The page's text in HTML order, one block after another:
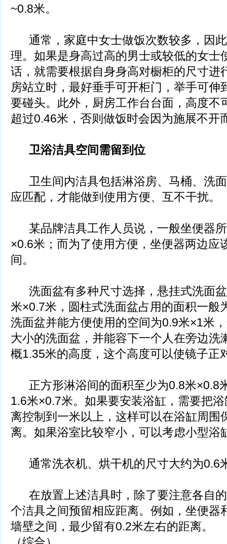
~0.8米。
通常，家庭中女士做饭次数较多，因
理。如果是身高过高的男士或较低的女士
话，就需要根据自身身高对橱柜的尺寸进
房站立时，最好垂手可开柜门，举手可伸
要碰头。此外，厨房工作台台面，高度不
超过0.46米，否则做饭时会因为施展不开
卫浴洁具空间需留到位
卫生间内洁具包括淋浴房、马桶、洗
应匹配，才能做到使用方便、互不干扰。
某品牌洁具工作人员说，一般坐便器
×0.6米；而为了使用方便，坐便器两边应
间。
洗面盆有多种尺寸选择，悬挂式洗面
米×0.7米，圆柱式洗面盆占用的面积一般
洗面盆并能方便使用的空间为0.9米×1米
大小的洗面盆，并能容下一个人在旁边洗
概1.35米的高度，这个高度可以使镜子正
正方形淋浴间的面积至少为0.8米×0.8
1.6米×0.7米。如果要安装浴缸，需要把
离控制到一米以上，这样可以在浴缸周围
离。如果浴室比较窄小，可以考虑小型浴
通常洗衣机、烘干机的尺寸大约为0.6
在放置上述洁具时，除了要注意各自
个洁具之间预留相应距离。例如，坐便器
墙壁之间，最少留有0.2米左右的距离。